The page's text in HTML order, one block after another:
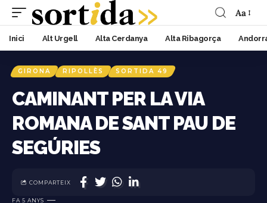
Aa
Inici Alt Urgell Alta Cerdanya Alta Ribagorça
GIRONA RIPOLLÈS SORTIDA 49
CAMINANT PER LA VIA
ROMANA DE SANT PAU DE
SEGÚRIES
FA 5 ANYS
COMPARTEIX